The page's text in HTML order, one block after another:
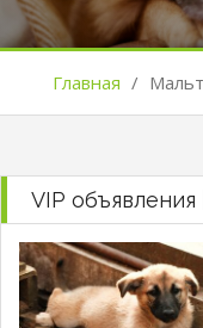
Главная /
VIP объявления |